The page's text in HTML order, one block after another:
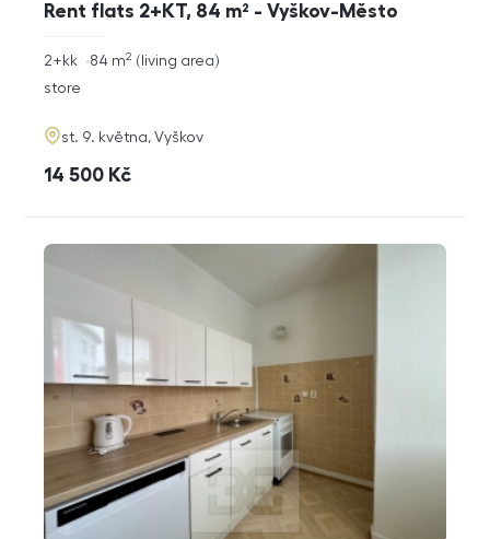
Rent flats 2+KT, 84 m² - Vyškov-Město
rozměry
2+kk living area
84 m2
funkce
store
adresa
st. 9. května, Vyškov
cena
14 500 Kč